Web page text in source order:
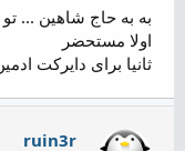
به به حاج شاهین ...
اولا مستحضر
ثانیا برای دایرکت
ruin3r